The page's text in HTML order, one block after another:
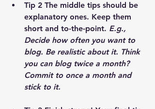
Tip 2 The middle tips should be
explanatory ones. Keep them
short and to-the-point. E.g.,
Decide how often you want to
blog. Be realistic about it. Think
you can blog twice a month?
Commit to once a month and
stick to it.